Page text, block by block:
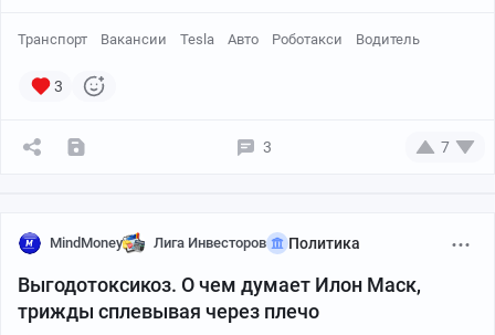
Транспорт Вакансии Tesla Авто Роботакси Водитель
3
3 7
MindMoney Лига Инвесторов Политика
Выгодотоксикоз. О чем думает Илон Маск,
трижды сплевывая через плечо